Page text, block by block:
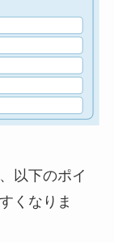
以下のポイ
くなりま